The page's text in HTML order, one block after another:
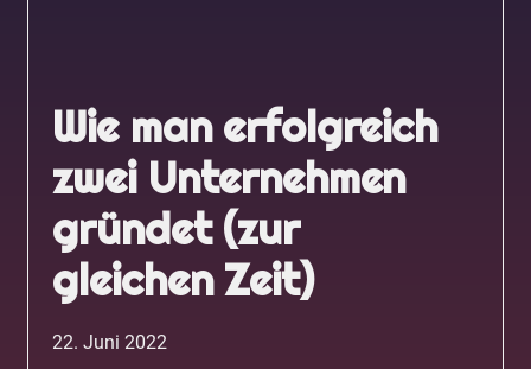
Wie man erfolgreich
zwei Unternehmen
gründet (zur
gleichen Zeit)
22. Juni 2022